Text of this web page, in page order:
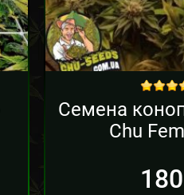
Семена
Chu